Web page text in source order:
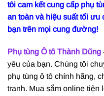
tôi cam kết cung cấp phụ
an toàn và hiệu suất tối ưu
bạn trên mọi cung đường!
Phụ tùng Ô tô Thành Dũng
yêu của bạn. Chúng tôi
phụ tùng ô tô chính hãng,
tranh. Mua sắm online tiện